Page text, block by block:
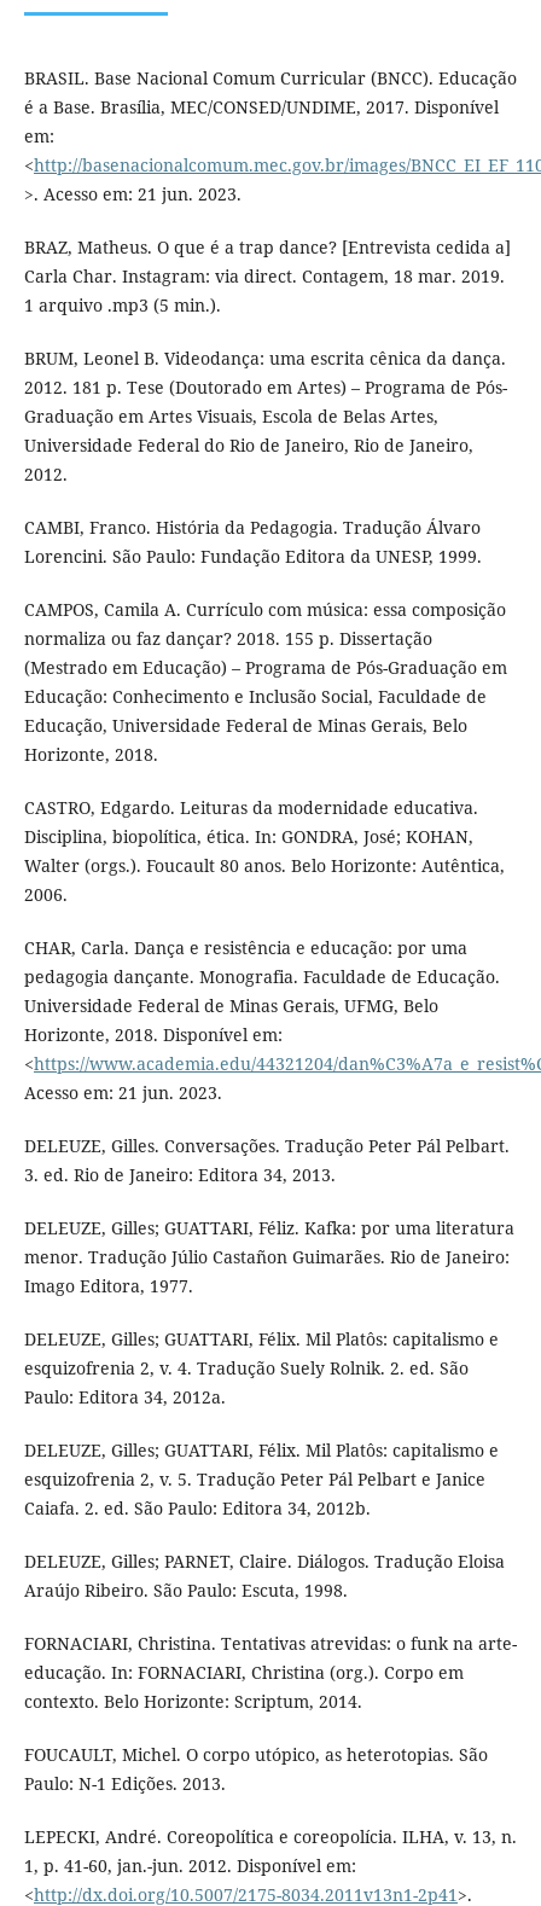
BRASIL. Base Nacional Comum Curricular (BNCC). Educação
é a Base. Brasília, MEC/CONSED/UNDIME, 2017. Disponível
em:
<http://basenacionalcomum.mec.gov.br/images/
>. Acesso em: 21 jun. 2023.
BRAZ, Matheus. O que é a trap dance? [Entrevista cedida a]
Carla Char. Instagram: via direct. Contagem, 18 mar. 2019.
1 arquivo .mp3 (5 min.).
BRUM, Leonel B. Videodança: uma escrita cênica da dança.
2012. 181 p. Tese (Doutorado em Artes) – Programa de Pós-
Graduação em Artes Visuais, Escola de Belas Artes,
Universidade Federal do Rio de Janeiro, Rio de Janeiro,
2012.
CAMBI, Franco. História da Pedagogia. Tradução Álvaro
Lorencini. São Paulo: Fundação Editora da UNESP, 1999.
CAMPOS, Camila A. Currículo com música: essa composição
normaliza ou faz dançar? 2018. 155 p. Dissertação
(Mestrado em Educação) – Programa de Pós-Graduação em
Educação: Conhecimento e Inclusão Social, Faculdade de
Educação, Universidade Federal de Minas Gerais, Belo
Horizonte, 2018.
CASTRO, Edgardo. Leituras da modernidade educativa.
Disciplina, biopolítica, ética. In: GONDRA, José; KOHAN,
Walter (orgs.). Foucault 80 anos. Belo Horizonte: Autêntica,
2006.
CHAR, Carla. Dança e resistência e educação: por uma
pedagogia dançante. Monografia. Faculdade de Educação.
Universidade Federal de Minas Gerais, UFMG, Belo
Horizonte, 2018. Disponível em:
<https://www.academia.edu/44321204/
Acesso em: 21 jun. 2023.
DELEUZE, Gilles. Conversações. Tradução Peter Pál Pelbart.
3. ed. Rio de Janeiro: Editora 34, 2013.
DELEUZE, Gilles; GUATTARI, Féliz. Kafka: por uma literatura
menor. Tradução Júlio Castañon Guimarães. Rio de Janeiro:
Imago Editora, 1977.
DELEUZE, Gilles; GUATTARI, Félix. Mil Platôs: capitalismo e
esquizofrenia 2, v. 4. Tradução Suely Rolnik. 2. ed. São
Paulo: Editora 34, 2012a.
DELEUZE, Gilles; GUATTARI, Félix. Mil Platôs: capitalismo e
esquizofrenia 2, v. 5. Tradução Peter Pál Pelbart e Janice
Caiafa. 2. ed. São Paulo: Editora 34, 2012b.
DELEUZE, Gilles; PARNET, Claire. Diálogos. Tradução Eloisa
Araújo Ribeiro. São Paulo: Escuta, 1998.
FORNACIARI, Christina. Tentativas atrevidas: o funk na arte-
educação. In: FORNACIARI, Christina (org.). Corpo em
contexto. Belo Horizonte: Scriptum, 2014.
FOUCAULT, Michel. O corpo utópico, as heterotopias. São
Paulo: N-1 Edições. 2013.
LEPECKI, André. Coreopolítica e coreopolícia. ILHA, v. 13, n.
1, p. 41-60, jan.-jun. 2012. Disponível em:
<http://dx.doi.org/10.5007/2175-8034.2011v13n1-2p41>.